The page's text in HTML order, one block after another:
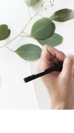
content